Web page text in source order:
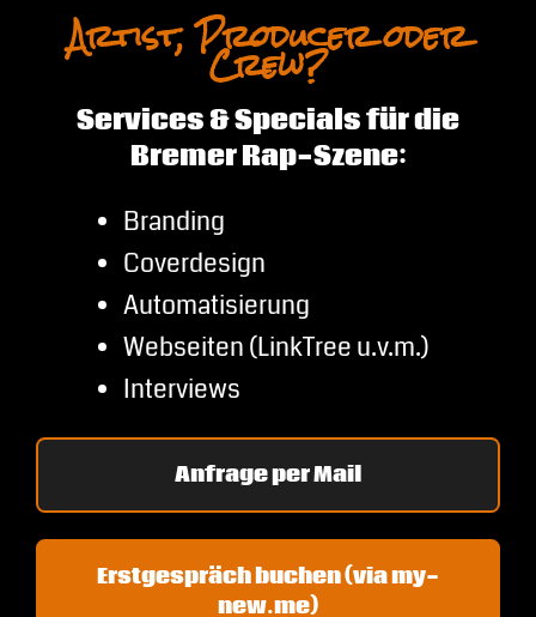
Artist, Producer oder
Crew?
Services & Specials für die
Bremer Rap-Szene:
Branding
Coverdesign
Automatisierung
Webseiten (LinkTree u.v.m.)
Interviews
Anfrage per Mail
Erstgespräch buchen (via my-
new.me)